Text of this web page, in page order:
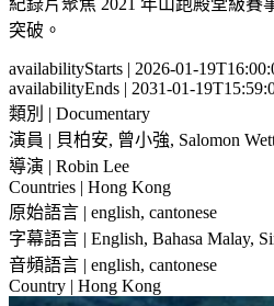
突破。
availabilityStarts | 2026-01-
availabilityEnds | 2031-01-
類別 | Documentary
演員 | 貝柏安, 曾小強, Salomon
導演 | Robin Lee
Countries | Hong Kong
原始語言 | english, cantonese
字幕語言 | English, Bahasa Malay,
音頻語言 | english, cantonese
Country | Hong Kong